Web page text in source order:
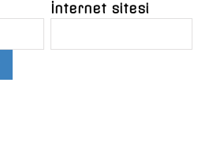
İnternet sitesi